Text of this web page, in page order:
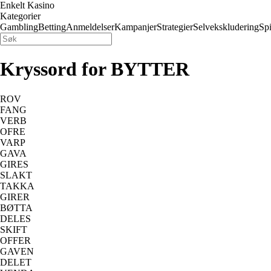
Enkelt Kasino
Kategorier
GamblingBettingAnmeldelserKampanjerStrategierSelvekskludering
Kryssord for BYTTER
ROV
FANG
VERB
OFRE
VARP
GAVA
GIRES
SLAKT
TAKKA
GIRER
BØTTA
DELES
SKIFT
OFFER
GAVEN
DELET